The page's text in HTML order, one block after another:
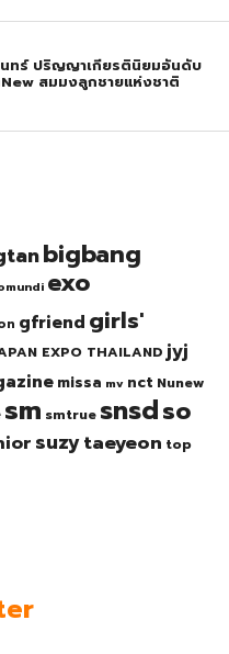
นทร์ ปริญญาเกียรตินิยมอันดับ
สมมงลูกชายแห่งชาติ
bigbang
exo
gfriend girls'
EXPO THAILAND jyj
missa mv nct Nunew
sm smtrue snsdso
suzytaeyeon top